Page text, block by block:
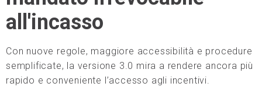
all'incasso
Con nuove regole, maggiore accessibilità e procedure
semplificate, la versione 3.0 mira a rendere ancora più
rapido e conveniente l’accesso agli incentivi.